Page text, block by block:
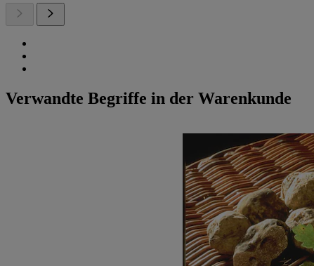
Verwandte Begriffe in der Warenkunde